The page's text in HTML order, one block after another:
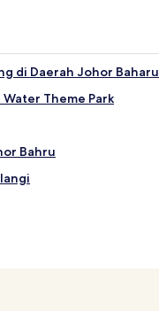
di Daerah Johor Baharu
Theme Park
Bahru